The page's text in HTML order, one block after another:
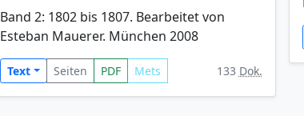
Band 2: 1802 bis 1807. Bearbeitet von
Esteban Mauerer. München 2008
Text Seiten PDF Mets 133 Dok.